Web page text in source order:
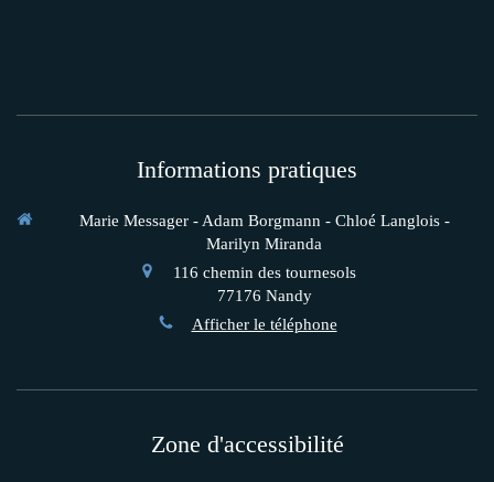
Informations pratiques
Marie Messager - Adam Borgmann - Chloé Langlois -
Marilyn Miranda
116 chemin des tournesols
77176 Nandy
Afficher le téléphone
Zone d'accessibilité